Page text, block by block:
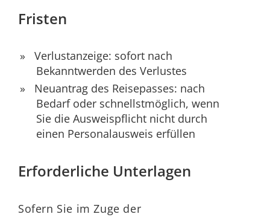
Fristen
Verlustanzeige: sofort nach
Bekanntwerden des Verlustes
Neuantrag des Reisepasses: nach
Bedarf oder schnellstmöglich, wenn
Sie die Ausweispflicht nicht durch
einen Personalausweis erfüllen
Erforderliche Unterlagen
Sofern Sie im Zuge der